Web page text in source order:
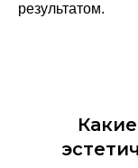
результатом.